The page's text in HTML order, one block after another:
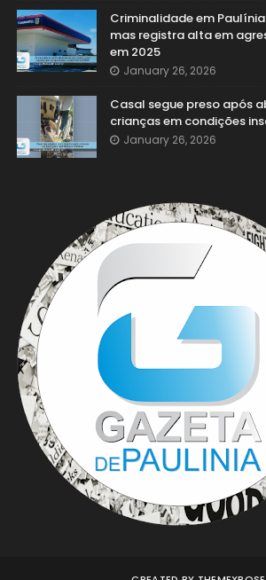
Criminalidade em
mas registra alta em
em 2025
January 26, 2026
Casal segue preso após
crianças em condições
January 26, 2026